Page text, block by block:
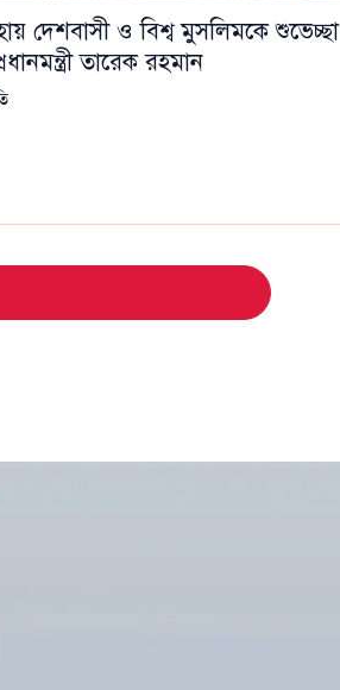
দেশবাসী ও বিশ্ব মুসলিমকে শুভেচ্ছা
তারেক রহমান